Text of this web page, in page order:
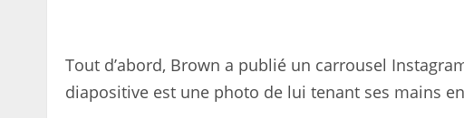
Tout d’abord, Brown a publié un carrousel
diapositive est une photo de lui tenant ses mains